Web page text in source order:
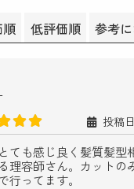
低評価順 参考
投稿
ても感じ良く髪質髪型
理容師さん。カットの
行ってます。